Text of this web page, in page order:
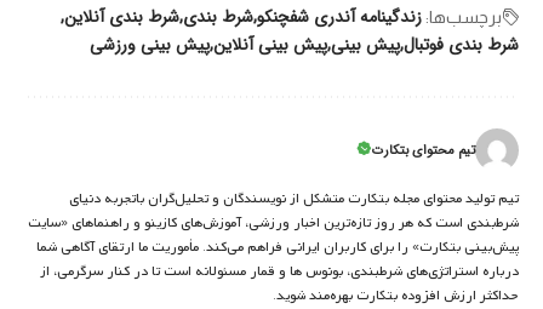
برچسب‌‌ها: زندگینامه آندری شفچنکوشرط بندیشرط بندی آنلاین
شرط بندی فوتبالپیش بینیپیش بینی آنلاینپیش بینی ورزشی
تیم محتوای بتکارت
تیم تولید محتوای مجله بتکارت متشکل از نویسندگان و تحلیل‌گران باتجربه دنیای
شرط‌بندی است که هر روز تازه‌ترین اخبار ورزشی، آموزش‌های کازینو و راهنماهای «سایت
پیش‌بینی بتکارت» را برای کاربران ایرانی فراهم می‌کند. مأموریت ما ارتقای آگاهی شما
درباره استراتژی‌های شرطبندی، بونوس ها و قمار مسئولانه است تا در کنار سرگرمی، از
حداکثر ارزش افزوده بتکارت بهره‌مند شوید.